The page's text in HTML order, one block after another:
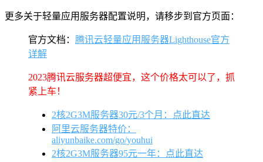
更多关于轻量应用服务器配置说明，请移步到官方页面：
官方文档： 腾讯云轻量应用服务器Lighthouse官方
详解
2023腾讯云服务器超便宜，这个价格太可以了，抓
紧上车！
2核2G3M服务器30元/3个月：点此直达
阿里云服务器特价：
aliyunbaike.com/go/youhui
2核2G3M服务器95元一年：点此直达